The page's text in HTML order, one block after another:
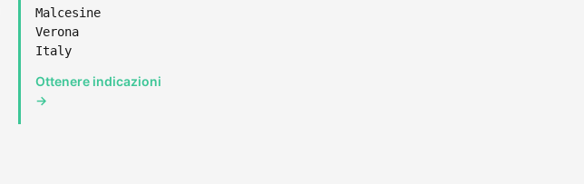
Malcesine
Verona
Italy
Ottenere indicazioni
→